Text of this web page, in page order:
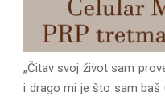
„Čitav svoj život sam
i drago mi je što sam baš